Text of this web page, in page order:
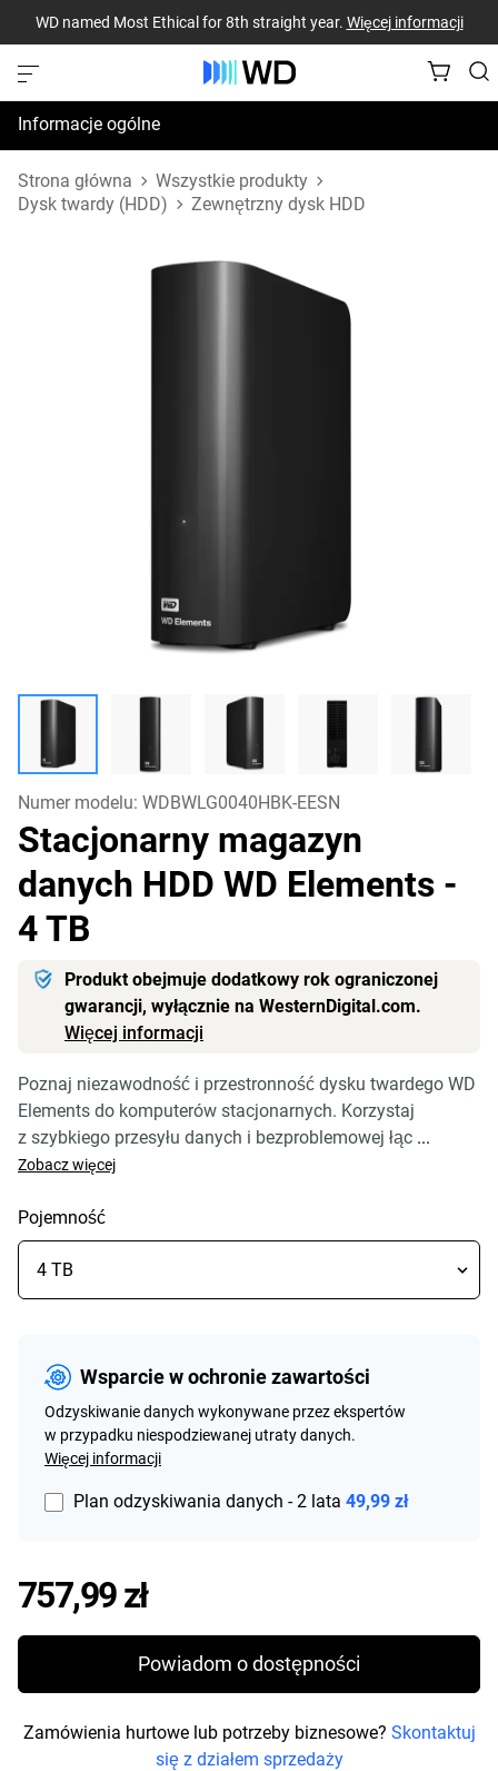
WD named Most Ethical for 8th straight year. Więcej informacji
Informacje ogólne
Dane techniczne
Strona główna
Wszystkie produkty
Dysk twardy (HDD)
Zewnętrzny dysk HDD
Numer modelu: WDBWLG0040HBK-EESN
Stacjonarny magazyn
danych HDD WD Elements -
4 TB
Produkt obejmuje dodatkowy rok ograniczonej
gwarancji, wyłącznie na WesternDigital.com.
Więcej informacji
Poznaj niezawodność i przestronność dysku twardego WD
Elements do komputerów stacjonarnych. Korzystaj
z szybkiego przesyłu danych i bezproblemowej łąc ...
Zobacz więcej
Pojemność
Wsparcie w ochronie zawartości
Odzyskiwanie danych wykonywane przez ekspertów
w przypadku niespodziewanej utraty danych.
Więcej informacji
Plan odzyskiwania danych - 2 lata 49,99 zł
757,99 złPrice 757,99 zł
Powiadom o dostępności
Zamówienia hurtowe lub potrzeby biznesowe? Skontaktuj
się z działem sprzedaży